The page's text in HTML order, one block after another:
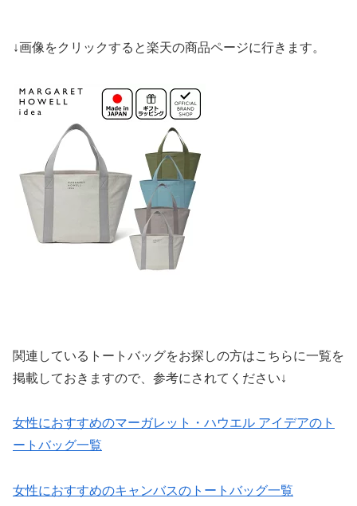
↓画像をクリックすると楽天の商品ページに行きます。
関連しているトートバッグをお探しの方はこちらに一覧を
掲載しておきますので、参考にされてください↓
女性におすすめのマーガレット・ハウエル アイデアのト
ートバッグ一覧
女性におすすめのキャンバスのトートバッグ一覧